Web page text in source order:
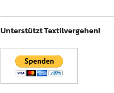
Unterstützt Textilvergehen!